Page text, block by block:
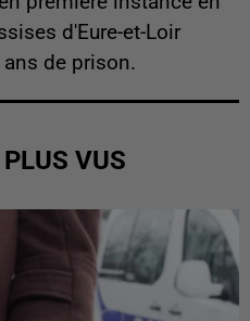
d'Eure-et-Loir
de prison.
VUS